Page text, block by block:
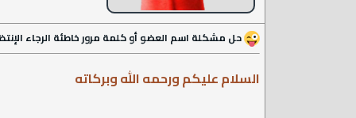
حل مشكلة اسم العضو أو كلمة مرور خاطئة الرجاء الإنتظار 15
السلام عليكم ورحمه الله وبركاته